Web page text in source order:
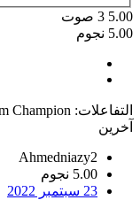
5.00
3 صوت
5.00 نجوم
التفاعلات: Champion
آخرين
Ahmedniazy2
5.00 نجوم
23 سبتمبر 2022